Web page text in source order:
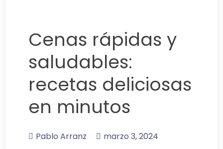
Cenas rápidas y
saludables:
recetas deliciosas
en minutos
Pablo Arranz
marzo 3, 2024